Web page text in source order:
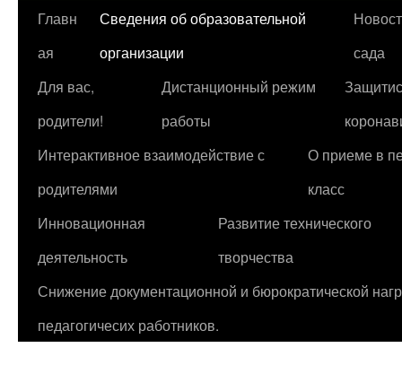
Перейти
содержимому
Главн
ая
Сведения об образовательной
организации
сада
Для вас,
родители!
Дистанционный режим
работы
Интерактивное взаимодействие с
родителями
О приеме в
класс
Инновационная
деятельность
Развитие технического
творчества
Снижение документационной и бюрократической
педагогичесих работников.